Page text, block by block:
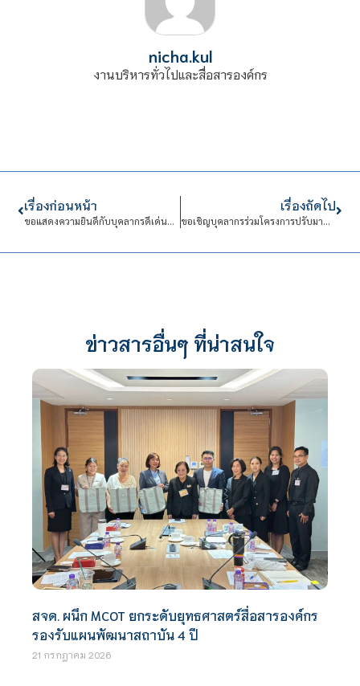
nicha.kul
งานบริหารทั่วไปและสื่อสารองค์กร
เรื่องก่อนหน้า
ขอแสดงความยินดีกับบุคลากรดีเด่นด้าน ปี 2567
เรื่องถัดไป
ขอเชิญบุคลากรร่วมโครงการปรับมาตรฐานการประเมินผลการปฏิบัติงาน
ข่าวสารอื่นๆ ที่น่าสนใจ
สจด. ผนึก MCOT ยกระดับยุทธศาสตร์สื่อสารองค์กร
รองรับแผนพัฒนาสถาบัน 4 ปี
21 กรกฎาคม 2026